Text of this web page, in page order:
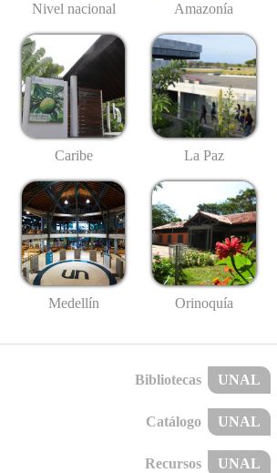
Nivel nacional Amazonía
Caribe La Paz
Medellín Orinoquía
Bibliotecas UNAL
Catálogo UNAL
Recursos UNAL